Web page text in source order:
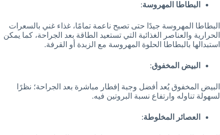
البطاطا المهروسة:
البطاطا المهروسة جيدًا حتى تصبح ناعمة تمامًا، غذاء غني بالسعرات
الحرارية والعناصر الغذائية التي تستعيد الطاقة بعد الجراحة، كما يمكن
استبدالها بالبطاطا الحلوة المهروسة مع الزبدة أو القرفة.
البيض المخفوق:
البيض المخفوق يُعد أفضل وجبة إفطار مباشرة بعد الجراحة؛ نظرًا
لسهولة تناوله وارتفاع نسبة البروتين فيه.
العصائر المخلوطة: